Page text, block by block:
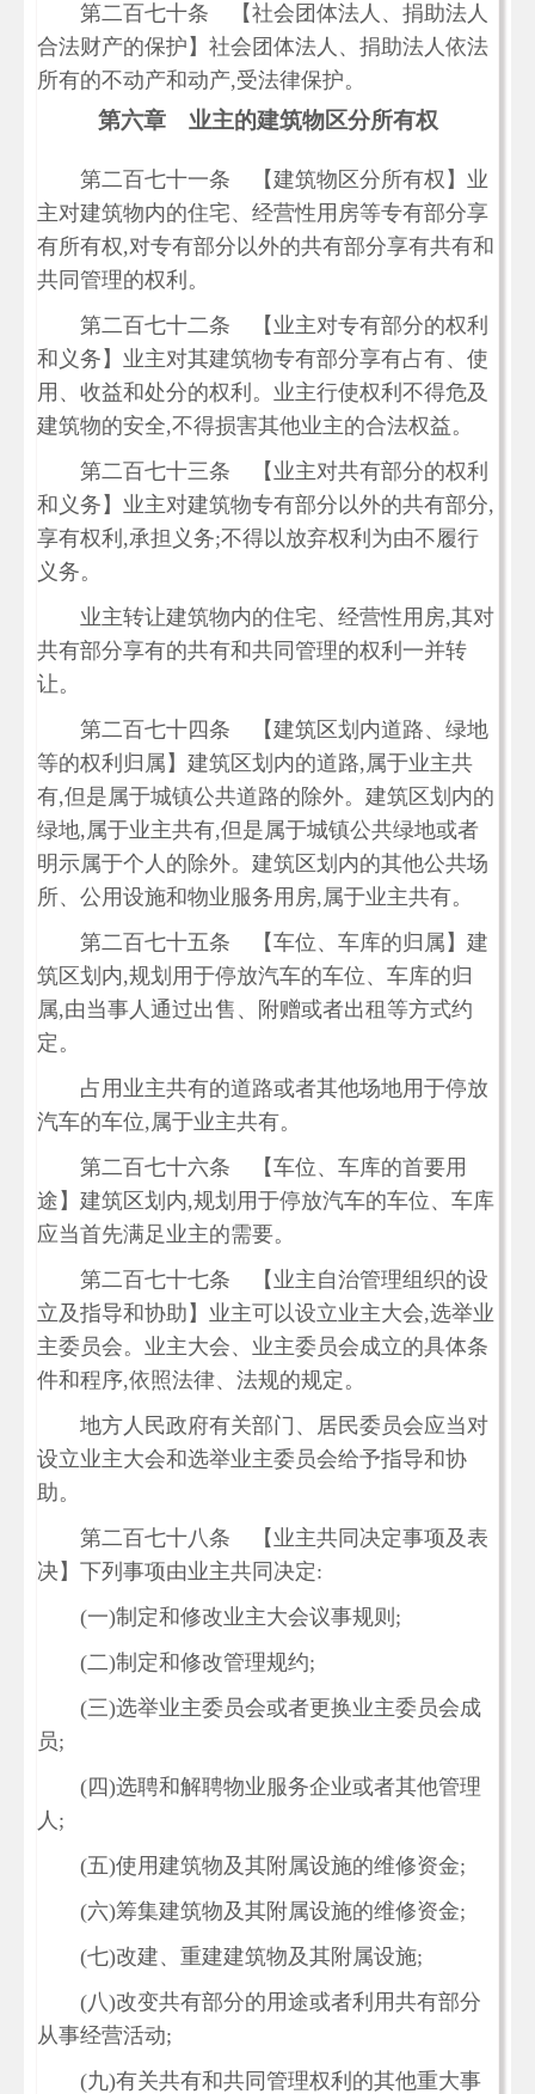
第二百七十条 【社会团体法人、捐助法人
合法财产的保护】社会团体法人、捐助法人依法
所有的不动产和动产,受法律保护。
第六章 业主的建筑物区分所有权
第二百七十一条 【建筑物区分所有权】业
主对建筑物内的住宅、经营性用房等专有部分享
有所有权,对专有部分以外的共有部分享有共有和
共同管理的权利。
第二百七十二条 【业主对专有部分的权利
和义务】业主对其建筑物专有部分享有占有、使
用、收益和处分的权利。业主行使权利不得危及
建筑物的安全,不得损害其他业主的合法权益。
第二百七十三条 【业主对共有部分的权利
和义务】业主对建筑物专有部分以外的共有部分,
享有权利,承担义务;不得以放弃权利为由不履行
义务。
业主转让建筑物内的住宅、经营性用房,其对
共有部分享有的共有和共同管理的权利一并转
让。
第二百七十四条 【建筑区划内道路、绿地
等的权利归属】建筑区划内的道路,属于业主共
有,但是属于城镇公共道路的除外。建筑区划内的
绿地,属于业主共有,但是属于城镇公共绿地或者
明示属于个人的除外。建筑区划内的其他公共场
所、公用设施和物业服务用房,属于业主共有。
第二百七十五条 【车位、车库的归属】建
筑区划内,规划用于停放汽车的车位、车库的归
属,由当事人通过出售、附赠或者出租等方式约
定。
占用业主共有的道路或者其他场地用于停放
汽车的车位,属于业主共有。
第二百七十六条 【车位、车库的首要用
途】建筑区划内,规划用于停放汽车的车位、车库
应当首先满足业主的需要。
第二百七十七条 【业主自治管理组织的设
立及指导和协助】业主可以设立业主大会,选举业
主委员会。业主大会、业主委员会成立的具体条
件和程序,依照法律、法规的规定。
地方人民政府有关部门、居民委员会应当对
设立业主大会和选举业主委员会给予指导和协
助。
第二百七十八条 【业主共同决定事项及表
决】下列事项由业主共同决定:
(一)制定和修改业主大会议事规则;
(二)制定和修改管理规约;
(三)选举业主委员会或者更换业主委员会成
员;
(四)选聘和解聘物业服务企业或者其他管理
人;
(五)使用建筑物及其附属设施的维修资金;
(六)筹集建筑物及其附属设施的维修资金;
(七)改建、重建建筑物及其附属设施;
(八)改变共有部分的用途或者利用共有部分
从事经营活动;
(九)有关共有和共同管理权利的其他重大事